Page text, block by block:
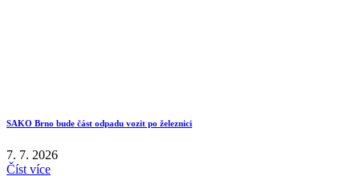
SAKO Brno bude část odpadu vozit po železnici
7. 7. 2026
Číst více